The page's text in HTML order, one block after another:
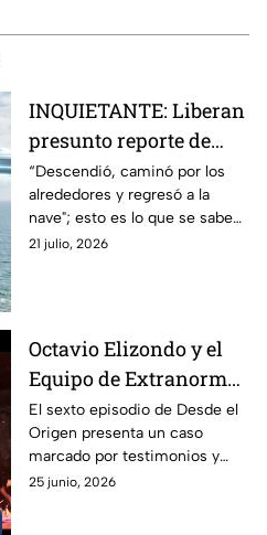
INQUIETANTE: Liberan
presunto reporte de
avistamiento OVNI y
descenso de un ser
“Descendió, caminó por los
alrededores y regresó a la
nave"; esto es lo que se sabe
sobre uno de los avistamientos
21 julio, 2026
Octavio Elizondo y el
Equipo de Extranormal
investigan un caso
donde un espíritu
buscaría trascender
El sexto episodio de Desde el
Origen presenta un caso
marcado por testimonios y
fenómenos que inquietan a
25 junio, 2026